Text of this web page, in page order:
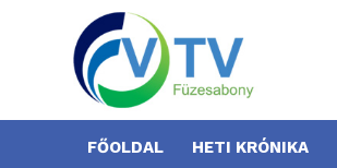
FŐOLDAL HETI KRÓNIKA